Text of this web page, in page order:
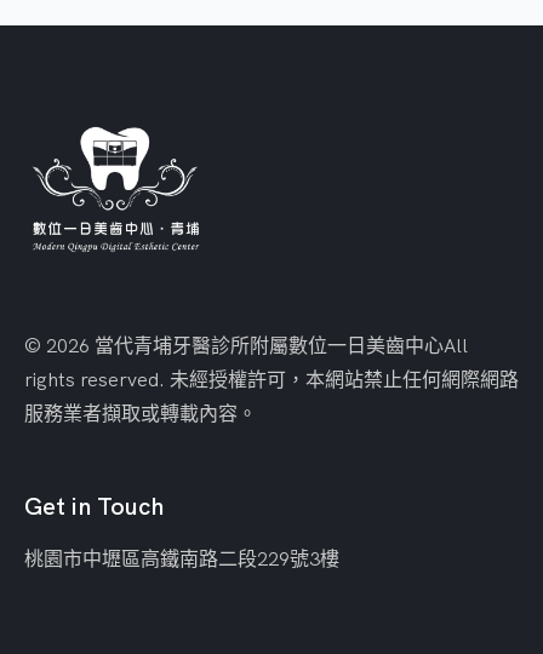
© 2026 當代青埔牙醫診所附屬數位一日美齒中心All
rights reserved. 未經授權許可，本網站禁止任何網際網路
服務業者擷取或轉載內容。
Get in Touch
桃園市中壢區高鐵南路二段229號3樓